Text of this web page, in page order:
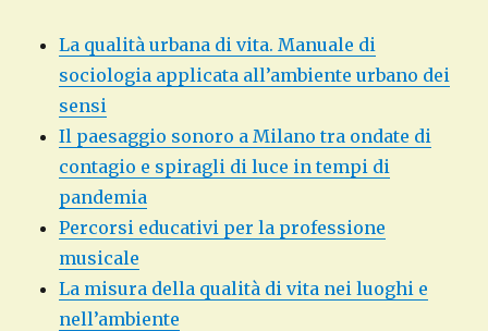
La qualità urbana di vita. Manuale di
sociologia applicata all’ambiente urbano dei
sensi
Il paesaggio sonoro a Milano tra ondate di
contagio e spiragli di luce in tempi di
pandemia
Percorsi educativi per la professione
musicale
La misura della qualità di vita nei luoghi e
nell’ambiente